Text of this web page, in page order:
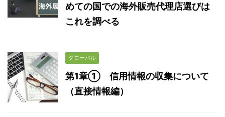
めての国での海外販売代理店選びは
これを調べる
グローバル
第1章① 信用情報の収集について
（直接情報編）